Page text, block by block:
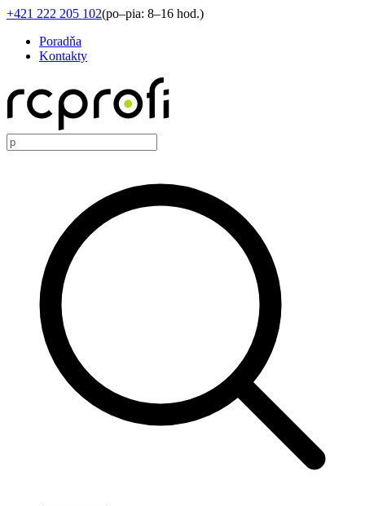
+421 222 205 102(po–pia: 8–16 hod.)
Poradňa
Kontakty